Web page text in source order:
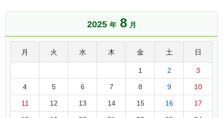
2025 年 8 月
月 火 水 木 金 土 日
1 2 3
4 5 6 7 8 9 10
11 12 13 14 15 16 17